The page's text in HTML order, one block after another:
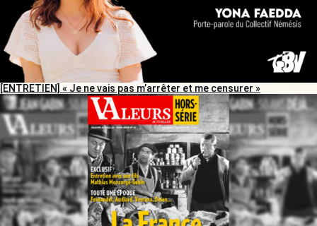
[ENTRETIEN] « Je ne vais pas m’arrêter et me censurer »